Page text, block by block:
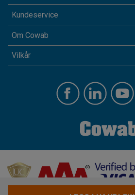
Kundeservice
Om Cowab
Vilkår